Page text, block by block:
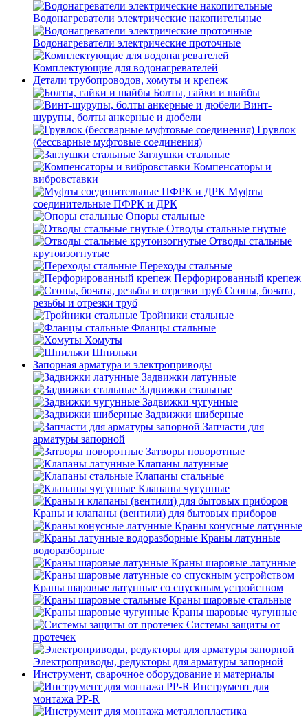
Водонагреватели электрические накопительные
Водонагреватели электрические проточные
Комплектующие для водонагревателей
Детали трубопроводов, хомуты и крепеж
Болты, гайки и шайбы
Винт-
шурупы, болты анкерные и дюбели
Грувлок
(бессварные муфтовые соединения)
Заглушки стальные
Компенсаторы и
вибровставки
Муфты
соединительные ПФРК и ДРК
Опоры стальные
Отводы стальные гнутые
Отводы стальные
крутоизогнутые
Переходы стальные
Перфорированный крепеж
Сгоны, бочата,
резьбы и отрезки труб
Тройники стальные
Фланцы стальные
Хомуты
Шпильки
Запорная арматура и электроприводы
Задвижки латунные
Задвижки стальные
Задвижки чугунные
Задвижки шиберные
Запчасти для
арматуры запорной
Затворы поворотные
Клапаны латунные
Клапаны стальные
Клапаны чугунные
Краны и клапаны (вентили) для бытовых приборов
Краны конусные латунные
Краны латунные
водоразборные
Краны шаровые латунные
Краны шаровые латунные со спускным устройством
Краны шаровые стальные
Краны шаровые чугунные
Системы защиты от
протечек
Электроприводы, редукторы для арматуры запорной
Инструмент, сварочное оборудование и материалы
Инструмент для
монтажа PP-R